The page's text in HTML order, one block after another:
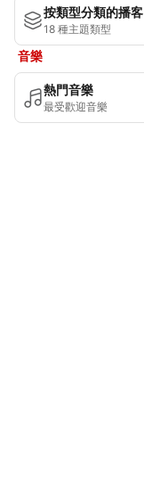
按類型分類的播客
18 種主題類型
音樂
熱門音樂
最受歡迎音樂